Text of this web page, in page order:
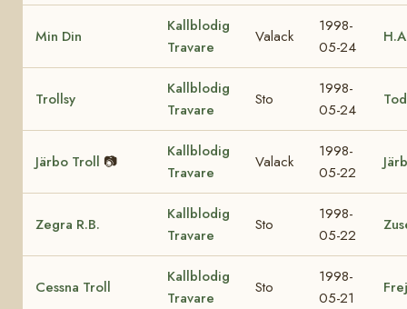
Min Din
Kallblodig
Travare
Valack
1998-
05-24
Trollsy
Kallblodig
Travare
Sto
1998-
05-24
Järbo Troll 📷
Kallblodig
Travare
Valack
1998-
05-22
Zegra R.B.
Kallblodig
Travare
Sto
1998-
05-22
Cessna Troll
Kallblodig
Travare
Sto
1998-
05-21